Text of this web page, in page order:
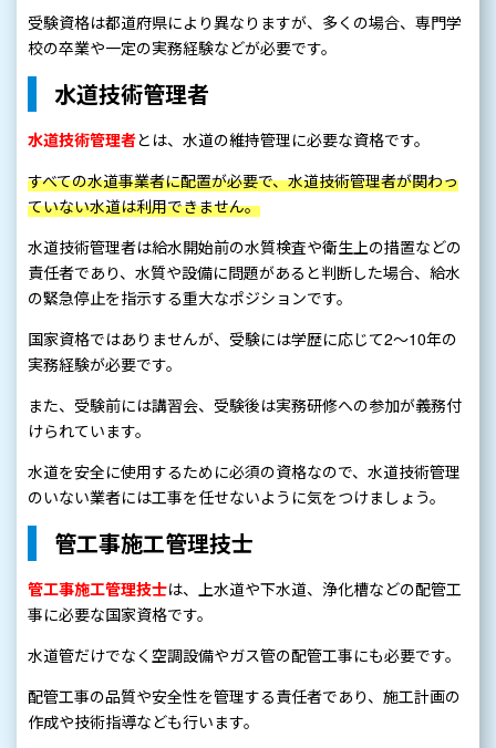
受験資格は都道府県により異なりますが、多くの場合、専門学
校の卒業や一定の実務経験などが必要です。
水道技術管理者
水道技術管理者とは、水道の維持管理に必要な資格です。
すべての水道事業者に配置が必要で、水道技術管理者が関わっ
ていない水道は利用できません。
水道技術管理者は給水開始前の水質検査や衛生上の措置などの
責任者であり、水質や設備に問題があると判断した場合、給水
の緊急停止を指示する重大なポジションです。
国家資格ではありませんが、受験には学歴に応じて2～10年の
実務経験が必要です。
また、受験前には講習会、受験後は実務研修への参加が義務付
けられています。
水道を安全に使用するために必須の資格なので、水道技術管理
のいない業者には工事を任せないように気をつけましょう。
管工事施工管理技士
管工事施工管理技士は、上水道や下水道、浄化槽などの配管工
事に必要な国家資格です。
水道管だけでなく空調設備やガス管の配管工事にも必要です。
配管工事の品質や安全性を管理する責任者であり、施工計画の
作成や技術指導なども行います。